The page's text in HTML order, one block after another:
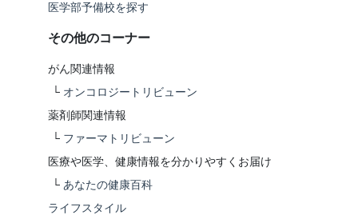
医学部予備校を探す
その他のコーナー
がん関連情報
└ オンコロジートリビューン
薬剤師関連情報
└ ファーマトリビューン
医療や医学、健康情報を分かりやすくお届け
└ あなたの健康百科
ライフスタイル